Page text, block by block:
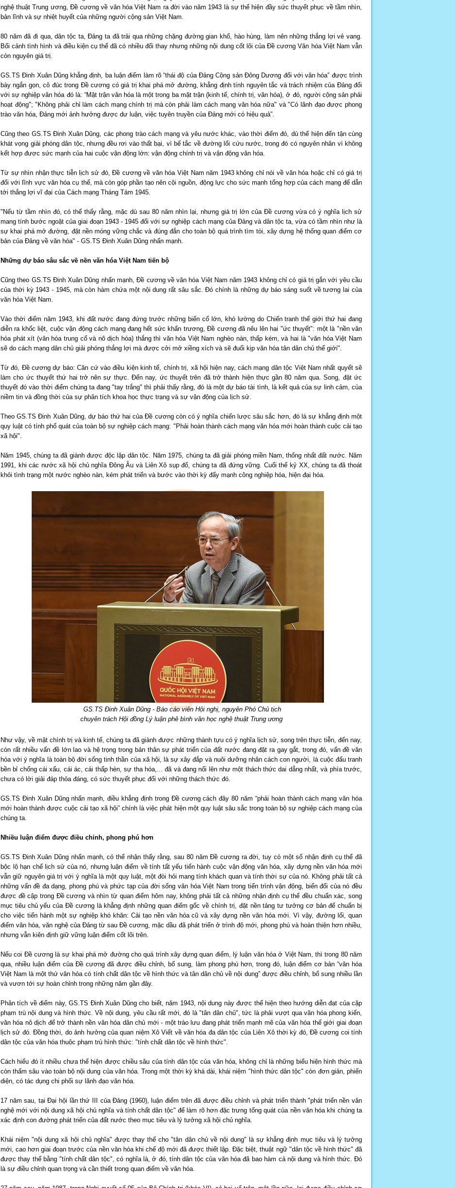
nghệ thuật Trung ương, Đề cương về văn hóa Việt Nam ra đời vào năm 1943 là sự thể hiện đầy sức thuyết phục về tầm nhìn,
bản lĩnh và sự nhiệt huyết của những người cộng sản Việt Nam.
80 năm đã đi qua, dân tộc ta, Đảng ta đã trải qua những chặng đường gian khổ, hào hùng, làm nên những thắng lợi vẻ vang.
Bối cảnh tình hình và điều kiện cụ thể đã có nhiều đổi thay nhưng những nội dung cốt lõi của Đề cương Văn hóa Việt Nam vẫn
còn nguyên giá trị.
GS.TS Đinh Xuân Dũng khẳng định, ba luận điểm làm rõ “thái độ của Đảng Cộng sản Đông Dương đối với văn hóa” được trình
bày ngắn gọn, cô đúc trong Đề cương có giá trị khai phá mở đường, khẳng định tính nguyên tắc và trách nhiệm của Đảng đối
với sự nghiệp văn hóa đó là: “Mặt trận văn hóa là một trong ba mặt trận (kinh tế, chính trị, văn hóa), ở đó, người cộng sản phải
hoạt động"; "Không phải chỉ làm cách mạng chính trị mà còn phải làm cách mạng văn hóa nữa" và "Có lãnh đạo được phong
trào văn hóa, Đảng mới ảnh hưởng được dư luận, việc tuyên truyền của Đảng mới có hiệu quả”.
Cũng theo GS.TS Đinh Xuân Dũng, các phong trào cách mạng và yêu nước khác, vào thời điểm đó, dù thể hiện đến tận cùng
khát vọng giải phóng dân tộc, nhưng đều rơi vào thất bại, vì bế tắc về đường lối cứu nước, trong đó có nguyên nhân vì không
kết hợp được sức mạnh của hai cuộc vận động lớn: vận động chính trị và vận động văn hóa.
Từ sự nhìn nhận thực tiễn lịch sử đó, Đề cương về văn hóa Việt Nam năm 1943 không chỉ nói về văn hóa hoặc chỉ có giá trị
đối với lĩnh vực văn hóa cụ thể, mà còn góp phần tạo nên cội nguồn, động lực cho sức mạnh tổng hợp của cách mạng để dẫn
tới thắng lợi vĩ đại của Cách mạng Tháng Tám 1945.
"Nếu từ tầm nhìn đó, có thể thấy rằng, mặc dù sau 80 năm nhìn lại, nhưng giá trị lớn của Đề cương vừa có ý nghĩa lịch sử
mang tính bước ngoặt của giai đoạn 1943 - 1945 đối với sự nghiệp cách mạng của Đảng và dân tộc ta, vừa có tầm nhìn như là
sự khai phá mở đường, đặt nền móng vững chắc và đúng đắn cho toàn bộ quá trình tìm tòi, xây dựng hệ thống quan điểm cơ
bản của Đảng về văn hóa" - GS.TS Đinh Xuân Dũng nhấn mạnh.
Những dự báo sâu sắc về nền văn hóa Việt Nam tiến bộ
Cũng theo GS.TS Đinh Xuân Dũng nhấn mạnh, Đề cương về văn hóa Việt Nam năm 1943 không chỉ có giá trị gắn với yêu cầu
của thời kỳ 1943 - 1945, mà còn hàm chứa một nội dung rất sâu sắc. Đó chính là những dự báo sáng suốt về tương lai của
văn hóa Việt Nam.
Vào thời điểm năm 1943, khi đất nước đang đứng trước những biến cố lớn, khó lường do Chiến tranh thế giới thứ hai đang
diễn ra khốc liệt, cuộc vận động cách mạng đang hết sức khẩn trương, Đề cương đã nêu lên hai "ức thuyết": một là "nền văn
hóa phát xít (văn hóa trung cổ và nô dịch hóa) thắng thì văn hóa Việt Nam nghèo nàn, thấp kém, và hai là "văn hóa Việt Nam
sẽ do cách mạng dân chủ giải phóng thắng lợi mà được cởi mở xiềng xích và sẽ đuổi kịp văn hóa tân dân chủ thể giới".
Từ đó, Đề cương dự báo: Căn cứ vào điều kiện kinh tế, chính trị, xã hội hiện nay, cách mạng dân tộc Việt Nam nhất quyết sẽ
làm cho ức thuyết thứ hai trở nên sự thực. Đến nay, ức thuyết trên đã trở thành hiện thực gần 80 năm qua. Song, đặt ức
thuyết đó vào thời điểm chúng ta đang "tay trắng" thì phải thấy rằng, đó là một dự báo tài tình, là kết quả của sự linh cảm, của
niềm tin và đồng thời của sự phân tích khoa học thực trạng và sự vận động của lịch sử.
Theo GS.TS Đinh Xuân Dũng, dự báo thứ hai của Đề cương còn có ý nghĩa chiến lược sâu sắc hơn, đó là sự khẳng định một
quy luật có tính phổ quát của toàn bộ sự nghiệp cách mạng: "Phải hoàn thành cách mạng văn hóa mới hoàn thành cuộc cải tạo
xã hội".
Năm 1945, chúng ta đã giành được độc lập dân tộc. Năm 1975, chúng ta đã giải phóng miền Nam, thống nhất đất nước. Năm
1991, khi các nước xã hội chủ nghĩa Đông Âu và Liên Xô sụp đổ, chúng ta đã đứng vững. Cuối thế kỷ XX, chúng ta đã thoát
khỏi tình trạng một nước nghèo nàn, kém phát triển và bước vào thời kỳ đẩy mạnh công nghiệp hóa, hiện đại hóa.
GS.TS Đinh Xuân Dũng - Báo cáo viên Hội nghị, nguyên Phó Chủ tịch
chuyên trách Hội đồng Lý luận phê bình văn học nghệ thuật Trung ương
Như vậy, về mặt chính trị và kinh tế, chúng ta đã giành được những thành tựu có ý nghĩa lịch sử, song trên thực tiễn, đến nay,
còn rất nhiều vấn đề lớn lao và hệ trọng trong bản thân sự phát triển của đất nước đang đặt ra gay gắt, trong đó, vấn đề văn
hóa với ý nghĩa là toàn bộ đời sống tinh thần của xã hội, là sự xây đắp và nuôi dưỡng nhân cách con người, là cuộc đấu tranh
bền bỉ chống cái xấu, cái ác, cái thấp hèn, sự tha hóa,... đã và đang nổi lên như một thách thức dai dẳng nhất, và phía trước,
chưa có lời giải đáp thỏa đáng, có sức thuyết phục đối với những thách thức đó.
GS.TS Đinh Xuân Dũng nhấn mạnh, điều khẳng định trong Đề cương cách đây 80 năm “phải hoàn thành cách mạng văn hóa
mới hoàn thành được cuộc cải tạo xã hội” chính là việc phát hiện một quy luật sâu sắc trong toàn bộ sự nghiệp cách mạng của
chúng ta.
Nhiều luận điểm được điều chỉnh, phong phú hơn
GS.TS Đinh Xuân Dũng nhấn mạnh, có thể nhận thấy rằng, sau 80 năm Đề cương ra đời, tuy có một số nhận định cụ thể đã
bộc lộ hạn chế lịch sử của nó, nhưng luận điểm về tính tất yếu tiến hành cuộc vận động văn hóa, xây dựng nền văn hóa mới
vẫn giữ nguyên giá trị với ý nghĩa là một quy luật, một đòi hỏi mang tính khách quan và tính thời sự của nó. Không phải tất cả
những vấn đề đa dạng, phong phú và phức tạp của đời sống văn hóa Việt Nam trong tiến trình vận động, biến đổi của nó đều
được đề cập trong Đề cương và nhìn từ quan điểm hôm nay, không phải tất cả những nhận định cụ thể đều chuẩn xác, song
mục tiêu chủ yếu của Đề cương là khẳng định những quan điểm gốc về chính trị, đặt nền tảng tư tưởng cơ bản để chuẩn bị
cho việc tiến hành một sự nghiệp khó khăn: Cải tạo nền văn hóa cũ và xây dựng nền văn hóa mới. Vì vậy, đường lối, quan
điểm văn hóa, văn nghệ của Đảng từ sau Đề cương, mặc dầu đã phát triển ở trình độ mới, phong phú và hoàn thiện hơn nhiều,
nhưng vẫn kiên định giữ vững luận điểm cốt lõi trên.
Nếu coi Đề cương là sự khai phá mở đường cho quá trình xây dựng quan điểm, lý luận văn hóa ở Việt Nam, thì trong 80 năm
qua, nhiều luận điểm của Đề cương đã được điều chỉnh, bổ sung, làm phong phú hơn, trong đó, luận điểm cơ bản “văn hóa
Việt Nam là một thứ văn hóa có tính chất dân tộc về hình thức và tân dân chủ về nội dung” được điều chỉnh, bổ sung nhiều lần
và vươn tới sự hoàn chỉnh trong những năm gần đây.
Phân tích về điểm này, GS.TS Đinh Xuân Dũng cho biết, năm 1943, nội dung này được thể hiện theo hướng diễn đạt của cặp
phạm trù nội dung và hình thức. Về nội dung, yêu cầu rất mới, đó là "tân dân chủ", tức là phải vượt qua văn hóa phong kiến,
văn hóa nô dịch để trở thành nền văn hóa dân chủ mới - một trào lưu đang phát triển mạnh mẽ của văn hóa thế giới giai đoạn
lịch sử đó. Đồng thời, do ảnh hưởng của quan niệm Xô Viết về văn hóa đa dân tộc của Liên Xô thời kỳ đó, Đề cương coi tính
dân tộc của văn hóa thuộc phạm trù hình thức: "tính chất dân tộc về hình thức".
Cách hiểu đó ít nhiều chưa thể hiện được chiều sâu của tính dân tộc của văn hóa, không chỉ là những biểu hiện hình thức mà
còn thấm sâu vào toàn bộ nội dung của văn hóa. Trong một thời kỳ khá dài, khái niệm "hình thức dân tộc" còn đơn giản, phiến
diện, có tác dụng chi phối sự lãnh đạo văn hóa.
17 năm sau, tại Đại hội lần thứ III của Đảng (1960), luận điểm trên đã được điều chỉnh và phát triển thành "phát triển nền văn
nghệ mới với nội dung xã hội chủ nghĩa và tính chất dân tộc" để làm rõ hơn đặc trưng tổng quát của nền văn hóa khi chúng ta
xác định con đường phát triển của đất nước theo mục tiêu và lý tưởng xã hội chủ nghĩa.
Khái niệm "nội dung xã hội chủ nghĩa" được thay thế cho "tân dân chủ về nội dung" là sự khẳng định mục tiêu và lý tưởng
mới, cao hơn giai đoạn trước của nền văn hóa khi chế độ mới đã được thiết lập. Đặc biệt, thuật ngữ "dân tộc về hình thức" đã
được thay thế bằng "tính chất dân tộc", có nghĩa là, ở đó, tính dân tộc của văn hóa đã bao hàm cả nội dung và hình thức. Đó
là sự điều chỉnh quan trọng và cần thiết trong quan điểm về văn hóa.